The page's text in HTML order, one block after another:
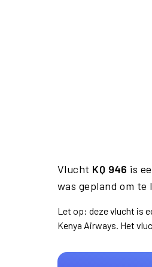
Vlucht KQ 946 is
was gepland om te
Let op: deze vlucht is
Kenya Airways. Het